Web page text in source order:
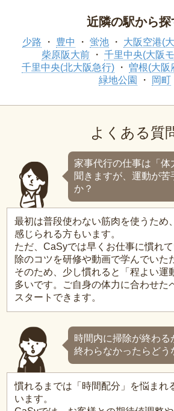
近隣の駅から探
少路 豊中 蛍池
大阪空港(
柴原阪大前
千里中央(大阪
千里中央(北大阪急行)
曽根(大阪
緑地公園
岡町
よくある質
家事代行の仕事は「体
聞きますが、運動が苦
か？
最初は普段使わない筋肉を使うため
感じられる方もいます。
ただ、CaSyでは早くお仕事に慣れ
除のコツを研修や動画で学んでいた
そのため、少し慣れると「程よい運
多いです。ご自身の体力に合わせた
スタートできます。
時間内に掃除が終わる
終わらなかったらどう
慣れるまでは「時間配分」を悩まれ
います。